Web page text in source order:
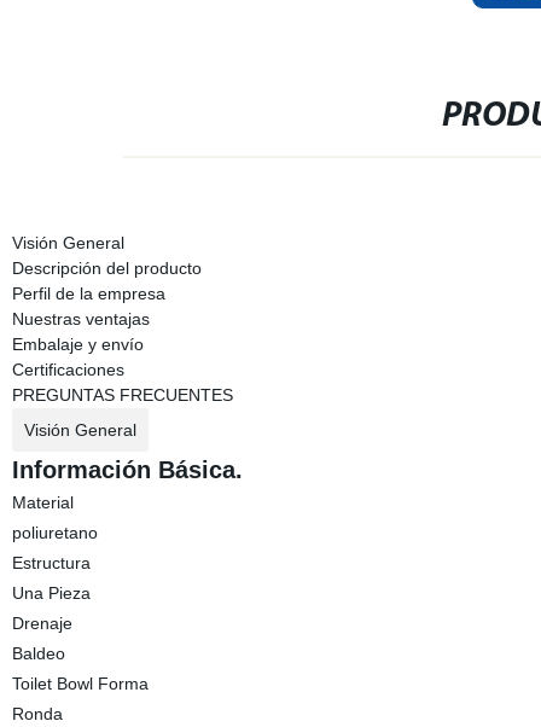
Visión General
Descripción del producto
Perfil de la empresa
Nuestras ventajas
Embalaje y envío
Certificaciones
PREGUNTAS FRECUENTES
Visión General
Información Básica.
Material
poliuretano
Estructura
Una Pieza
Drenaje
Baldeo
Toilet Bowl Forma
Ronda